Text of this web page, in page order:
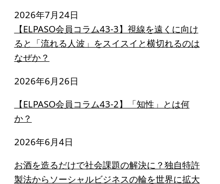
2026年7月24日
【ELPASO会員コラム43-3】視線を遠くに向け
ると「流れる人波」をスイスイと横切れるのは
なぜか？
2026年6月26日
【ELPASO会員コラム43-2】「知性」とは何
か？
2026年6月4日
お酒を造るだけで社会課題の解決に？独自特許
製法からソーシャルビジネスの輪を世界に拡大